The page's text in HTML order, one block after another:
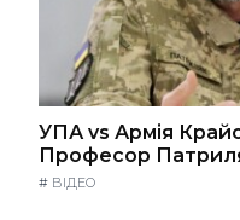
УПА vs Армія
Професор
# ВІДЕО